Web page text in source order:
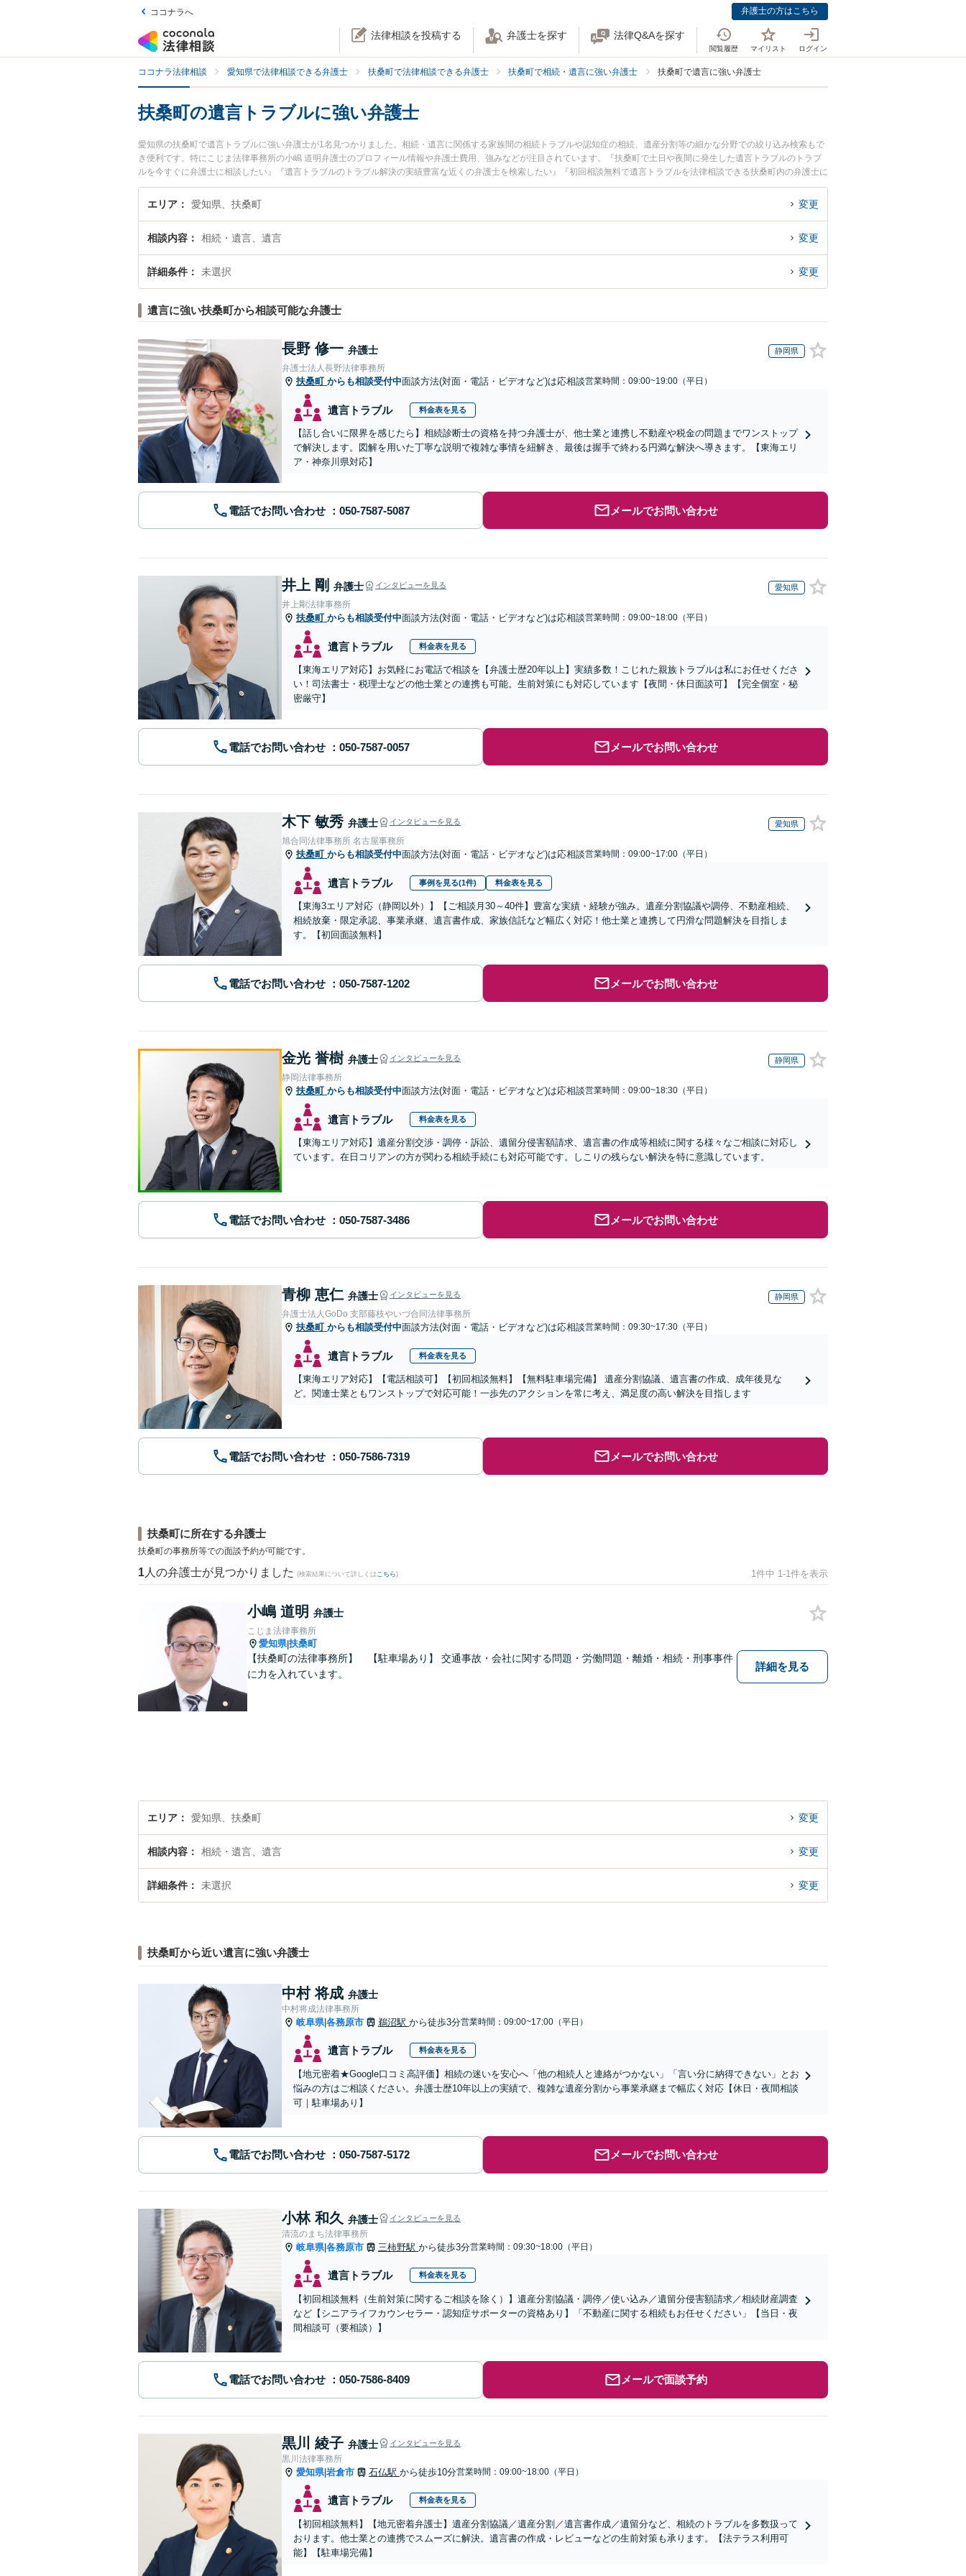
ココナラへ 弁護士の方はこちら
法律相談を投稿する 弁護士を探す 法律Q&Aを探す
閲覧履歴 マイリスト ログイン
ココナラ法律相談 愛知県で法律相談できる弁護士 扶桑町で法律相談できる弁護士 扶桑町で相続・遺言に強い弁護士 扶桑町で遺言に強い弁護士
扶桑町の遺言トラブルに強い弁護士
愛知県の扶桑町で遺言トラブルに強い弁護士が1名見つかりました。相続・遺言に関係する家族間の相続トラブルや認知症の相続、遺産分割等の細かな分野での絞り込み検索もで
き便利です。特にこじま法律事務所の小嶋 道明弁護士のプロフィール情報や弁護士費用、強みなどが注目されています。『扶桑町で土日や夜間に発生した遺言トラブルのトラブ
ルを今すぐに弁護士に相談したい』『遺言トラブルのトラブル解決の実績豊富な近くの弁護士を検索したい』『初回相談無料で遺言トラブルを法律相談できる扶桑町内の弁護士に
相談予約したい』などでお困りの相談者さんにおすすめです。
エリア 愛知県、扶桑町 変更
相談内容 相続・遺言、遺言 変更
詳細条件 未選択 変更
遺言に強い扶桑町から相談可能な弁護士
長野 修一 弁護士 静岡県
弁護士法人長野法律事務所
扶桑町 からも相談受付中面談方法(対面・電話・ビデオなど)は応相談営業時間：09:00~19:00（平日）
遺言トラブル 料金表を見る
【話し合いに限界を感じたら】相続診断士の資格を持つ弁護士が、他士業と連携し不動産や税金の問題までワンストップ
で解決します。図解を用いた丁寧な説明で複雑な事情を紐解き、最後は握手で終わる円満な解決へ導きます。【東海エリ
ア・神奈川県対応】
電話でお問い合わせ メールでお問い合わせ
井上 剛 弁護士 インタビューを見る 愛知県
井上剛法律事務所
扶桑町 からも相談受付中面談方法(対面・電話・ビデオなど)は応相談営業時間：09:00~18:00（平日）
遺言トラブル 料金表を見る
【東海エリア対応】お気軽にお電話で相談を【弁護士歴20年以上】実績多数！こじれた親族トラブルは私にお任せくださ
い！司法書士・税理士などの他士業との連携も可能。生前対策にも対応しています【夜間・休日面談可】【完全個室・秘
密厳守】
電話でお問い合わせ メールでお問い合わせ
木下 敏秀 弁護士 インタビューを見る 愛知県
旭合同法律事務所 名古屋事務所
扶桑町 からも相談受付中面談方法(対面・電話・ビデオなど)は応相談営業時間：09:00~17:00（平日）
遺言トラブル 事例を見る(1件) 料金表を見る
【東海3エリア対応（静岡以外）】【ご相談月30～40件】豊富な実績・経験が強み。遺産分割協議や調停、不動産相続、
相続放棄・限定承認、事業承継、遺言書作成、家族信託など幅広く対応！他士業と連携して円滑な問題解決を目指しま
す。【初回面談無料】
電話でお問い合わせ メールでお問い合わせ
金光 誉樹 弁護士 インタビューを見る 静岡県
静岡法律事務所
扶桑町 からも相談受付中面談方法(対面・電話・ビデオなど)は応相談営業時間：09:00~18:30（平日）
遺言トラブル 料金表を見る
【東海エリア対応】遺産分割交渉・調停・訴訟、遺留分侵害額請求、遺言書の作成等相続に関する様々なご相談に対応し
ています。在日コリアンの方が関わる相続手続にも対応可能です。しこりの残らない解決を特に意識しています。
電話でお問い合わせ メールでお問い合わせ
青柳 恵仁 弁護士 インタビューを見る 静岡県
弁護士法人GoDo 支部藤枝やいづ合同法律事務所
扶桑町 からも相談受付中面談方法(対面・電話・ビデオなど)は応相談営業時間：09:30~17:30（平日）
遺言トラブル 料金表を見る
【東海エリア対応】【電話相談可】【初回相談無料】【無料駐車場完備】 遺産分割協議、遺言書の作成、成年後見な
ど。関連士業ともワンストップで対応可能！一歩先のアクションを常に考え、満足度の高い解決を目指します
電話でお問い合わせ メールでお問い合わせ
扶桑町に所在する弁護士
扶桑町の事務所等での面談予約が可能です。
1 人の弁護士が見つかりました (検索結果について詳しくは こちら) 1件中 1-1件を表示
小嶋 道明 弁護士
こじま法律事務所
愛知県|扶桑町
【扶桑町の法律事務所】 【駐車場あり】 交通事故・会社に関する問題・労働問題・離婚・相続・刑事事件
に力を入れています。
詳細を見る
エリア 愛知県、扶桑町 変更
相談内容 相続・遺言、遺言 変更
詳細条件 未選択 変更
扶桑町から近い遺言に強い弁護士
中村 将成 弁護士
中村将成法律事務所
岐阜県|各務原市 鵜沼駅 から徒歩3分営業時間：09:00~17:00（平日）
遺言トラブル 料金表を見る
【地元密着★Google口コミ高評価】相続の迷いを安心へ「他の相続人と連絡がつかない」「言い分に納得できない」とお
悩みの方はご相談ください。弁護士歴10年以上の実績で、複雑な遺産分割から事業承継まで幅広く対応【休日・夜間相談
可｜駐車場あり】
電話でお問い合わせ メールでお問い合わせ
小林 和久 弁護士 インタビューを見る
清流のまち法律事務所
岐阜県|各務原市 三柿野駅 から徒歩3分営業時間：09:30~18:00（平日）
遺言トラブル 料金表を見る
【初回相談無料（生前対策に関するご相談を除く）】遺産分割協議・調停／使い込み／遺留分侵害額請求／相続財産調査
など【シニアライフカウンセラー・認知症サポーターの資格あり】「不動産に関する相続もお任せください」【当日・夜
間相談可（要相談）】
電話でお問い合わせ メールで面談予約
黒川 綾子 弁護士 インタビューを見る
黒川法律事務所
愛知県|岩倉市 石仏駅 から徒歩10分営業時間：09:00~18:00（平日）
遺言トラブル 料金表を見る
【初回相談無料】【地元密着弁護士】遺産分割協議／遺産分割／遺言書作成／遺留分など、相続のトラブルを多数扱って
おります。他士業との連携でスムーズに解決。遺言書の作成・レビューなどの生前対策も承ります。【法テラス利用可
能】【駐車場完備】